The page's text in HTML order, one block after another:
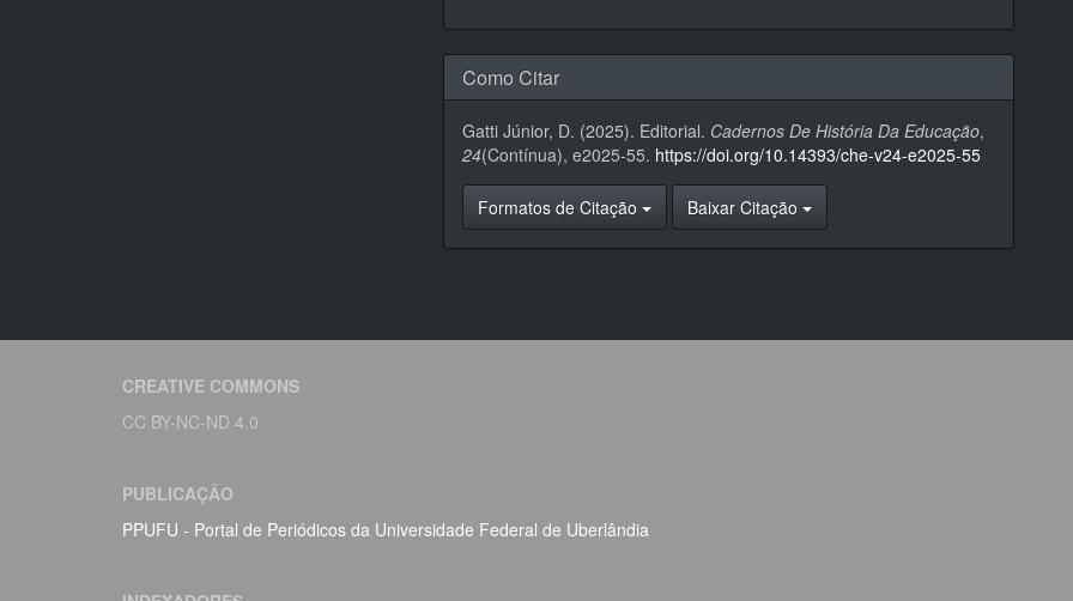
Como Citar
Gatti Júnior, D. (2025). Editorial. Cadernos De História Da Educação,
24(Contínua), e2025-55. https://doi.org/10.14393/che-v24-e2025-55
Formatos de Citação Baixar Citação
CREATIVE COMMONS
CC BY-NC-ND 4.0
PUBLICAÇÃO
PPUFU - Portal de Periódicos da Universidade Federal de Uberlândia